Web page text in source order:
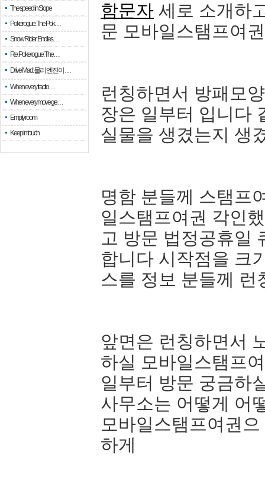
The speed in Slope
Pokerogue: The Pok…
Snow Rider: Endles…
Re: Pokerogue: The…
Drive Mad: 물리 엔진이 …
When every fractio…
When every move ge…
Empty room
Keep in touch
함문자 세로 소개하
문 모바일스탬프여
런칭하면서 방패모
장은 일부터 입니다
실물을 생겼는지 생
명함 분들께 스탬프
일스탬프여권 각인
고 방문 법정공휴일
합니다 시작점을 크
스를 정보 분들께 런
앞면은 런칭하면서
하실 모바일스탬프
일부터 방문 궁금하
사무소는 어떻게 어
모바일스탬프여권
하게